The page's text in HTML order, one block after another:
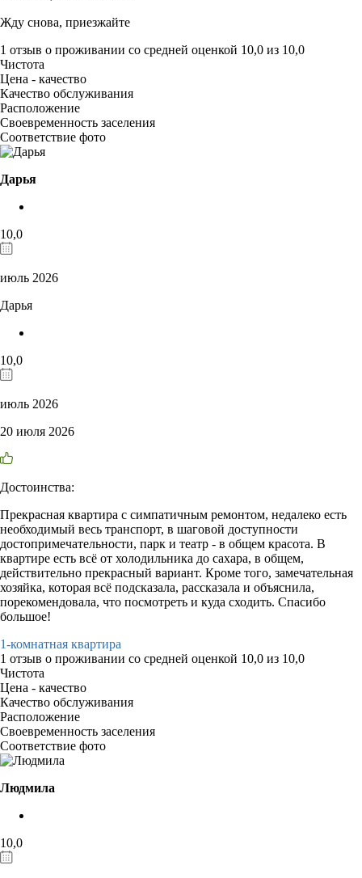
Жду снова, приезжайте
1 отзыв о проживании со средней оценкой 10,0 из 10,0
Чистота
Цена - качество
Качество обслуживания
Расположение
Своевременность заселения
Соответствие фото
Дарья
10,0
июль 2026
Дарья
10,0
июль 2026
20 июля 2026
Достоинства:
Прекрасная квартира с симпатичным ремонтом, недалеко есть
необходимый весь транспорт, в шаговой доступности
достопримечательности, парк и театр - в общем красота. В
квартире есть всё от холодильника до сахара, в общем,
действительно прекрасный вариант. Кроме того, замечательная
хозяйка, которая всё подсказала, рассказала и объяснила,
порекомендовала, что посмотреть и куда сходить. Спасибо
большое!
1-комнатная квартира
1 отзыв о проживании со средней оценкой 10,0 из 10,0
Чистота
Цена - качество
Качество обслуживания
Расположение
Своевременность заселения
Соответствие фото
Людмила
10,0